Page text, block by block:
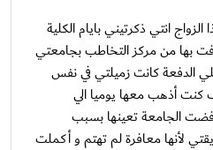
انتي ذكرتيني بايام الكلية
بها من مركز التخاطب بجامعتي
الدفعة كانت زميلتي في نفس
أذهب معها يوميا الي
الجامعة تعينها بسبب
لأنها معافرة لم تهتم و أكملت